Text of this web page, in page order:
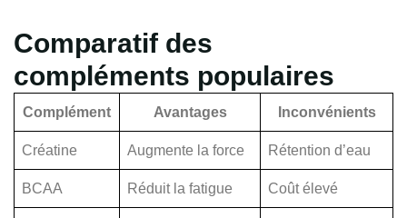
Comparatif des
compléments populaires
Complément Avantages Inconvénients
Créatine Augmente la force Rétention d’eau
BCAA Réduit la fatigue Coût élevé